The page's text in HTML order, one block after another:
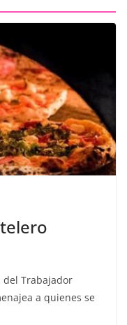
del Trabajador
a quienes se